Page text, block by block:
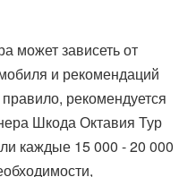
может зависеть от
и рекомендаций
рекомендуется
Шкода Октавия Тур
каждые 15 000 - 20 000